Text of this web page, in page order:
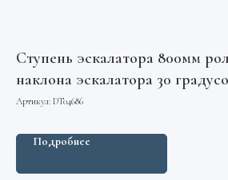
Ступень эскалатора 800мм
наклона эскалатора 30
SJEC
Артикул: DT04686
Подробнее